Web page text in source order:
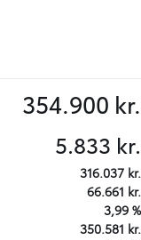
354.900 kr.
5.833 kr.
316.037 kr.
66.661 kr.
3,99 %
350.581 kr.